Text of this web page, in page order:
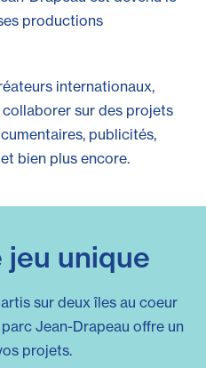
productions
internationaux,
sur des projets
publicités,
bien plus encore.
jeu unique
sur deux îles au coeur
Jean-Drapeau offre un
projets.